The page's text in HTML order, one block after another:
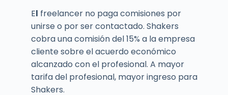
El freelancer no paga comisiones por
unirse o por ser contactado. Shakers
cobra una comisión del 15% a la empresa
cliente sobre el acuerdo económico
alcanzado con el profesional. A mayor
tarifa del profesional, mayor ingreso para
Shakers.